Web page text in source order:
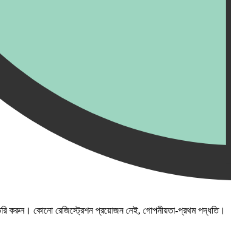
তৈরি করুন। কোনো রেজিস্ট্রেশন প্রয়োজন নেই, গোপনীয়তা-প্রথম পদ্ধতি।